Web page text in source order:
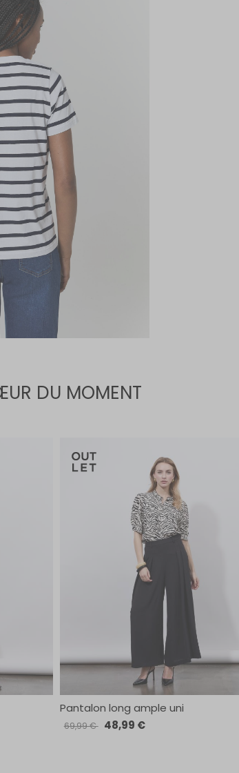
DU MOMENT
Pantalon long ample uni
69,99 € 48,99 €